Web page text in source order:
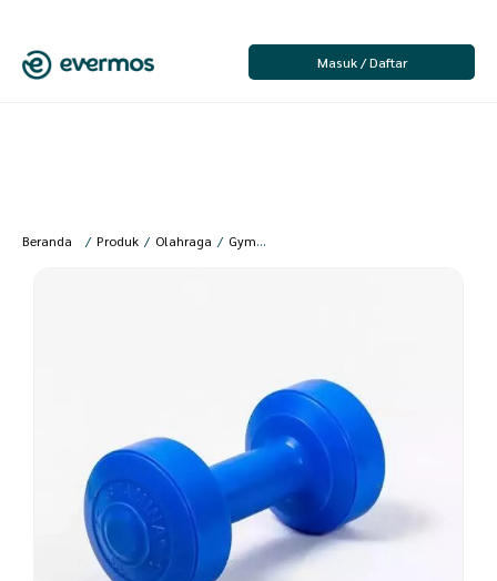
Masuk / Daftar
Beranda / Produk / Olahraga / Gym & Fitness